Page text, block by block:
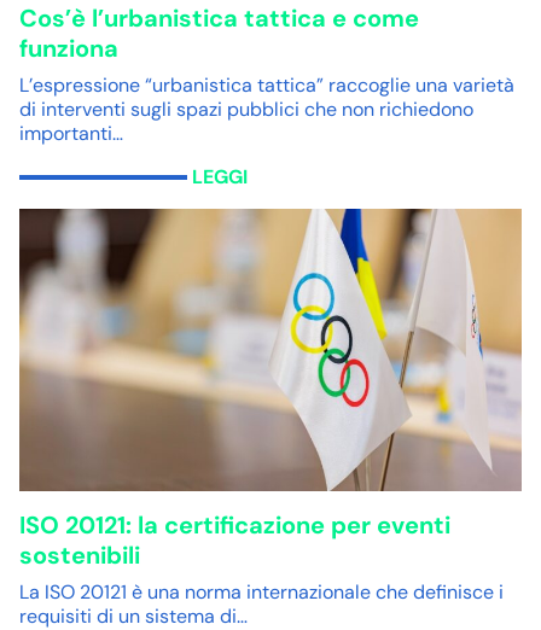
Cos’è l’urbanistica tattica e come
funziona
L’espressione “urbanistica tattica” raccoglie una varietà
di interventi sugli spazi pubblici che non richiedono
importanti…
LEGGI
ISO 20121: la certificazione per eventi
sostenibili
La ISO 20121 è una norma internazionale che definisce i
requisiti di un sistema di…